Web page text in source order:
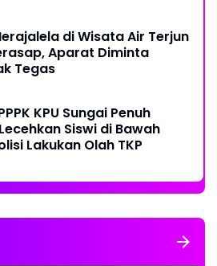
di Wisata Air Terjun
Aparat Diminta
Tegas
KPU Sungai Penuh
Siswi di Bawah
Lakukan Olah TKP